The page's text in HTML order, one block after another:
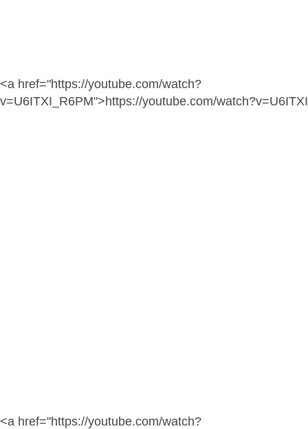
<a href="https://youtube.com/watch?
v=U6ITXI_R6PM">https://youtube.com/
<a href="https://youtube.com/watch?